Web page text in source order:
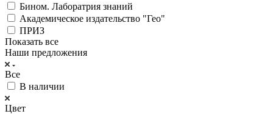
Бином. Лаборатрия знаний
Академическое издательство "Гео"
ПРИЗ
Показать все
Наши предложения
Все
В наличии
Цвет